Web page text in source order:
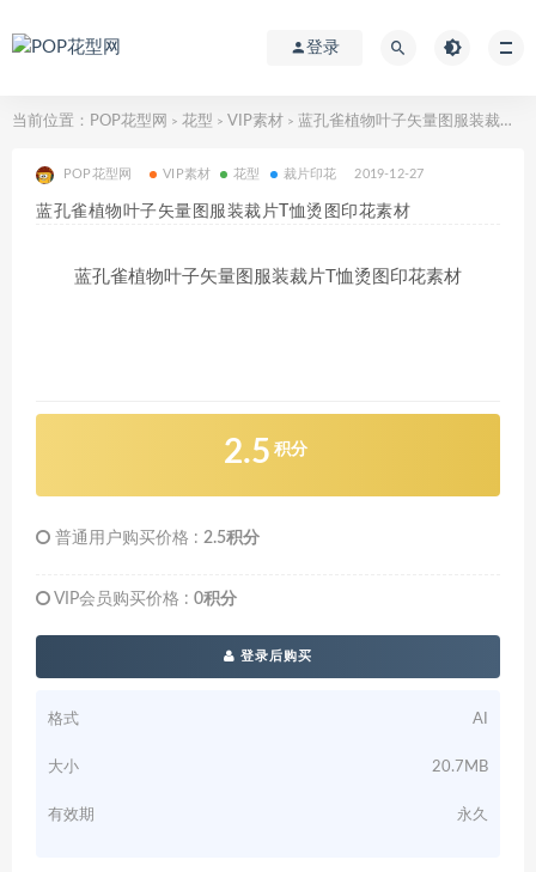
登录
当前位置： POP花型网 > 花型 > VIP素材 > 蓝孔雀植物叶子矢量图服装裁片T恤烫图印花素材
POP花型网 VIP素材 花型 裁片印花 2019-12-27
蓝孔雀植物叶子矢量图服装裁片T恤烫图印花素材
蓝孔雀植物叶子矢量图服装裁片T恤烫图印花素材
2.5 积分
普通用户购买价格 : 2.5积分
VIP会员购买价格 : 0积分
登录后购买
格式 AI
大小 20.7MB
有效期 永久